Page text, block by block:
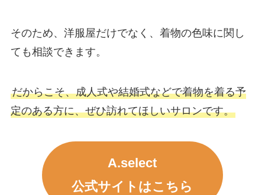
そのため、洋服屋だけでなく、着物の色味に関し
ても相談できます。
だからこそ、成人式や結婚式などで着物を着る予
定のある方に、ぜひ訪れてほしいサロンです。
A.select
公式サイトはこちら